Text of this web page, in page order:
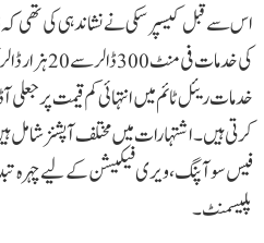
اس سے قبل کیسپرسکی نے نشاندہی کی تھی
کی خدمات فی
خدمات ریئل ٹائم میں انتہائی کم قیمت پر جعلی
کرتی ہیں۔ اشتہارات میں مختلف آپشنز شامل
فیس سوآپنگ، ویری فیکیشن کے لیے چہرہ
پلیسمنٹ۔